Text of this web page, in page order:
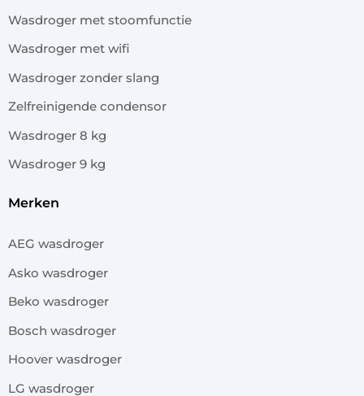
Wasdroger met stoomfunctie
Wasdroger met wifi
Wasdroger zonder slang
Zelfreinigende condensor
Wasdroger 8 kg
Wasdroger 9 kg
merken
AEG wasdroger
Asko wasdroger
Beko wasdroger
Bosch wasdroger
Hoover wasdroger
LG wasdroger